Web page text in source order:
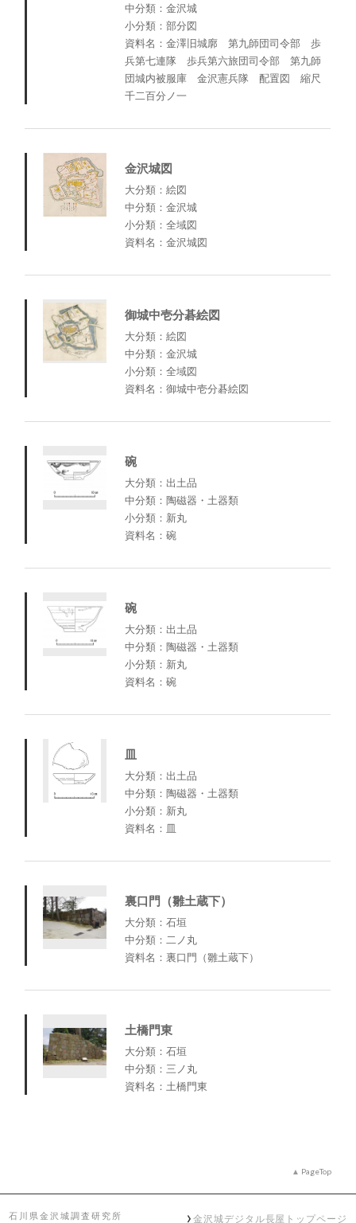
中分類：金沢城
小分類：部分図
資料名：金澤旧城廓 第九師団司令部 歩
兵第七連隊 歩兵第六旅団司令部 第九師
団城内被服庫 金沢憲兵隊 配置図 縮尺
千二百分ノ一
金沢城図
大分類：絵図
中分類：金沢城
小分類：全域図
資料名：金沢城図
御城中壱分碁絵図
大分類：絵図
中分類：金沢城
小分類：全域図
資料名：御城中壱分碁絵図
碗
大分類：出土品
中分類：陶磁器・土器類
小分類：新丸
資料名：碗
碗
大分類：出土品
中分類：陶磁器・土器類
小分類：新丸
資料名：碗
皿
大分類：出土品
中分類：陶磁器・土器類
小分類：新丸
資料名：皿
裏口門（雛土蔵下）
大分類：石垣
中分類：二ノ丸
資料名：裏口門（雛土蔵下）
土橋門東
大分類：石垣
中分類：三ノ丸
資料名：土橋門東
PageTop
金沢城デジタル長屋トップページ
石川県金沢城調査研究所